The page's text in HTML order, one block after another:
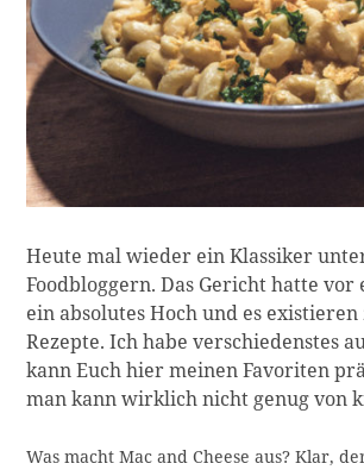
Heute mal wieder ein Klassiker
Foodbloggern. Das Gericht hatte
ein absolutes Hoch und es
Rezepte. Ich habe verschiedenstes
kann Euch hier meinen Favoriten
man kann wirklich nicht genug von
Was macht Mac and Cheese aus? Klar,